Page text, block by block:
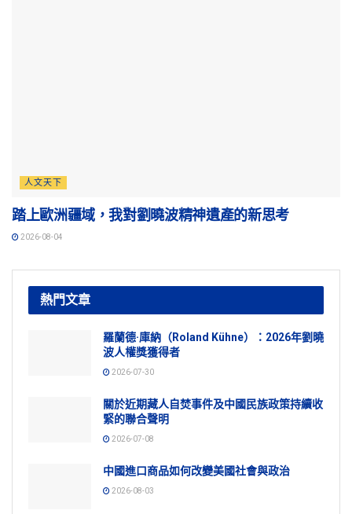
人文天下
踏上歐洲疆域，我對劉曉波精神遺產的新思考
2026-08-04
熱門文章
羅蘭德·庫納（Roland Kühne）：2026年劉曉
波人權獎獲得者
2026-07-30
關於近期藏人自焚事件及中國民族政策持續收
緊的聯合聲明
2026-07-08
中國進口商品如何改變美國社會與政治
2026-08-03